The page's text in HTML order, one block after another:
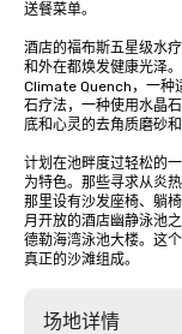
送餐菜单。
酒店的福布斯五星级水
和外在都焕发健康光泽
Climate Quench，一种
石疗法，一种使用水晶
底和心灵的去角质磨砂和
计划在池畔度过轻松的
为特色。那些寻求从炎
那里设有沙发座椅、躺
月开放的酒店幽静泳池
德勒海湾泳池大楼。这
真正的沙滩组成。
场地详情